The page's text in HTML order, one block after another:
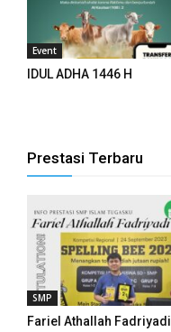
Event
IDUL ADHA 1446 H
Prestasi Terbaru
SMP
Fariel Athallah Fadriyadi